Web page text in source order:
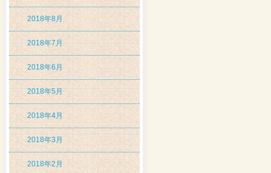
2018年8月
2018年7月
2018年6月
2018年5月
2018年4月
2018年3月
2018年2月